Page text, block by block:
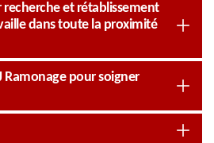
et rétablissement
dans toute la proximité
Ramonage pour soigner